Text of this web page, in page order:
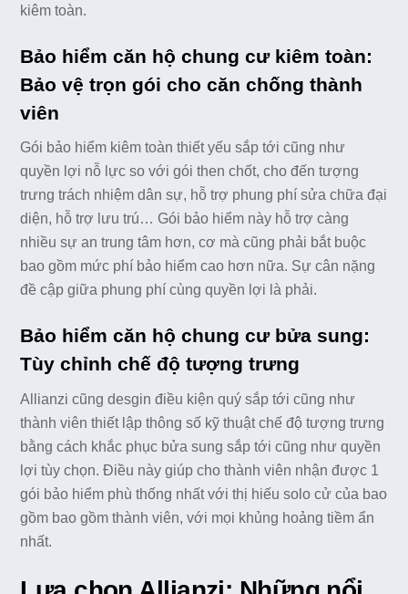
kiêm toàn.
Bảo hiểm căn hộ chung cư kiêm toàn:
Bảo vệ trọn gói cho căn chống thành
viên
Gói bảo hiểm kiêm toàn thiết yếu sắp tới cũng như
quyền lợi nỗ lực so với gói then chốt, cho đến tượng
trưng trách nhiệm dân sự, hỗ trợ phung phí sửa chữa đại
diện, hỗ trợ lưu trú… Gói bảo hiểm này hỗ trợ càng
nhiều sự an trung tâm hơn, cơ mà cũng phải bắt buộc
bao gồm mức phí bảo hiểm cao hơn nữa. Sự cân nặng
đề cập giữa phung phí cùng quyền lợi là phải.
Bảo hiểm căn hộ chung cư bửa sung:
Tùy chỉnh chế độ tượng trưng
Allianzi cũng desgin điều kiện quý sắp tới cũng như
thành viên thiết lập thông số kỹ thuật chế độ tượng trưng
bằng cách khắc phục bửa sung sắp tới cũng như quyền
lợi tùy chọn. Điều này giúp cho thành viên nhận được 1
gói bảo hiểm phù thống nhất với thị hiếu solo cử của bao
gồm bao gồm thành viên, với mọi khủng hoảng tiềm ẩn
nhất.